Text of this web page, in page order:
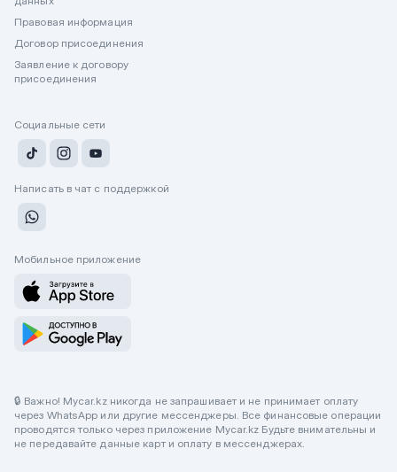
Правовая информация
Договор присоединения
Заявление к договору
присоединения
Социальные сети
Написать в чат с поддержкой
Мобильное приложение
🔒 Важно! Mycar.kz никогда не запрашивает и не принимает оплату
через WhatsApp или другие мессенджеры. Все финансовые операции
проводятся только через приложение Mycar.kz Будьте внимательны и
не передавайте данные карт и оплату в мессенджерах.